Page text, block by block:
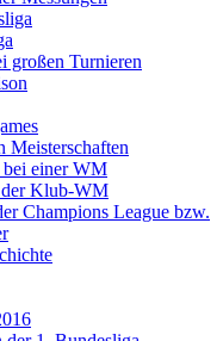
großen Turnieren
Meisterschaften
bei einer WM
der Klub-WM
Champions League bzw.